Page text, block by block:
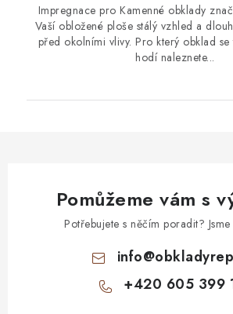
Impregnace pro Kamenné obklady
Vaší obložené ploše stálý vzhled a
před okolními vlivy. Pro který obklad
hodí naleznete...
Pomůžeme vám s
Potřebujete s něčím poradit?
info@
+420 605 399